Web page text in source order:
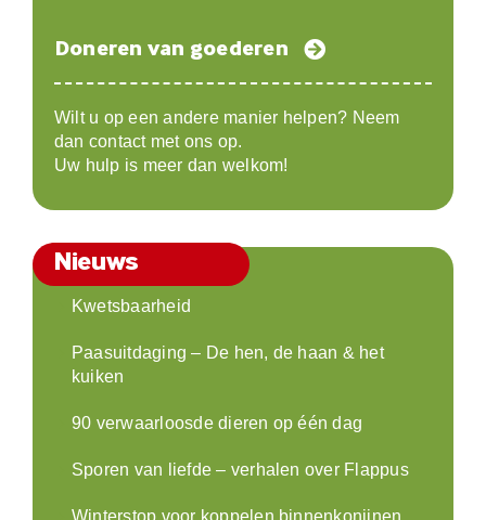
Doneren van goederen
Wilt u op een andere manier helpen? Neem
dan contact met ons op.
Uw hulp is meer dan welkom!
Nieuws
Kwetsbaarheid
Paasuitdaging – De hen, de haan & het
kuiken
90 verwaarloosde dieren op één dag
Sporen van liefde – verhalen over Flappus
Winterstop voor koppelen binnenkonijnen